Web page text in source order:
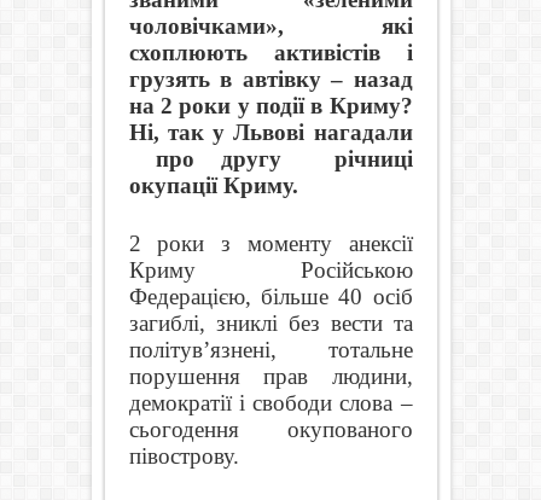
чоловічками», які
схоплюють активістів і
грузять в автівку – назад
на 2 роки у події в Криму?
Ні, так у Львові нагадали
про другу
річниці
окупації Криму.
2 роки з моменту анексії
Криму Російською
Федерацією, більше 40 осіб
загиблі, зниклі без вести та
політув’язнені, тотальне
порушення прав людини,
демократії і свободи слова –
сьогодення окупованого
півострову.